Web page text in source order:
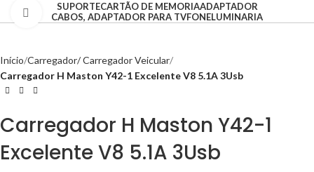
SUPORTECARTÃO DE MEMORIAADAPTADOR
CABOS, ADAPTADOR PARA TVFONELUMINARIA
Clique para ampliar
Início Carregador/ Carregador Veicular
Carregador H Maston Y42-1 Excelente V8 5.1A 3Usb
Carregador H Maston Y42-1
Excelente V8 5.1A 3Usb